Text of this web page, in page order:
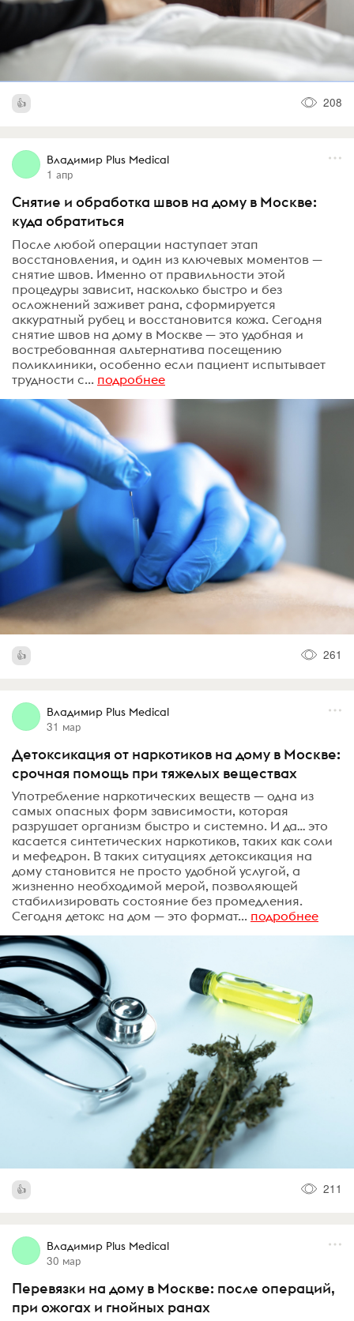
208
Владимир Plus Medical
1 апр
Снятие и обработка швов на дому в Москве:
куда обратиться
После любой операции наступает этап
восстановления, и один из ключевых моментов —
снятие швов. Именно от правильности этой
процедуры зависит, насколько быстро и без
осложнений заживет рана, сформируется
аккуратный рубец и восстановится кожа. Сегодня
снятие швов на дому в Москве — это удобная и
востребованная альтернатива посещению
поликлиники, особенно если пациент испытывает
трудности с... подробнее
261
Владимир Plus Medical
31 мар
Детоксикация от наркотиков на дому в Москве:
срочная помощь при тяжелых веществах
Употребление наркотических веществ — одна из
самых опасных форм зависимости, которая
разрушает организм быстро и системно. И да… это
касается синтетических наркотиков, таких как соли
и мефедрон. В таких ситуациях детоксикация на
дому становится не просто удобной услугой, а
жизненно необходимой мерой, позволяющей
стабилизировать состояние без промедления.
Сегодня детокс на дом — это формат... подробнее
211
Владимир Plus Medical
30 мар
Перевязки на дому в Москве: после операций,
при ожогах и гнойных ранах